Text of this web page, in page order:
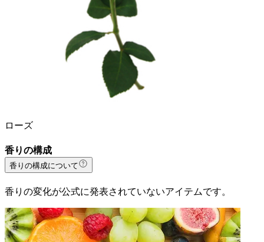
ローズ
香りの構成
香りの構成について
香りの変化が公式に発表されていないアイテムです。